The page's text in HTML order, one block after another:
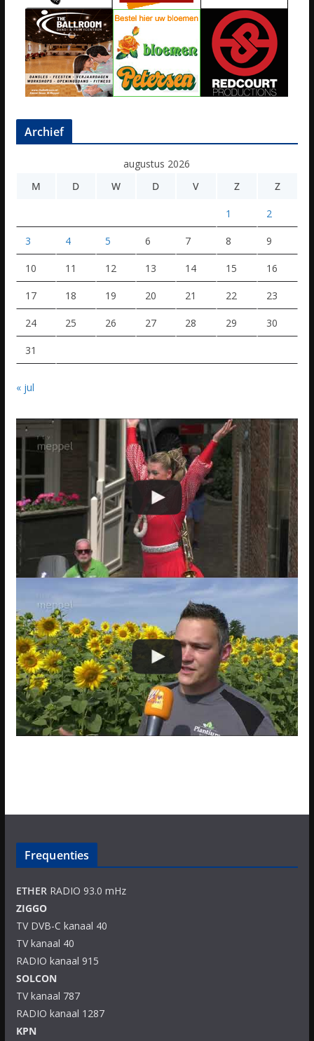
Archief
augustus 2026
M
D W D V Z Z
1 2
3 4 5 6 7 8 9
10 11 12 13 14 15 16
17 18 19 20 21 22 23
24 25 26 27 28 29 30
31
« jul
Frequenties
ETHERRADIO 93.0 mHz
ZIGGO
TV DVB-C kanaal 40
TV kanaal 40
RADIO kanaal 915
SOLCON
TV kanaal 787
RADIO kanaal 1287
KPN